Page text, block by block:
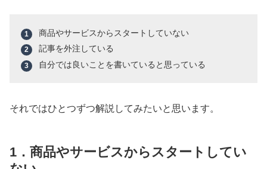
商品やサービスからスタートしていない
記事を外注している
自分では良いことを書いていると思っている
それではひとつずつ解説してみたいと思います。
1．商品やサービスからスタートしてい